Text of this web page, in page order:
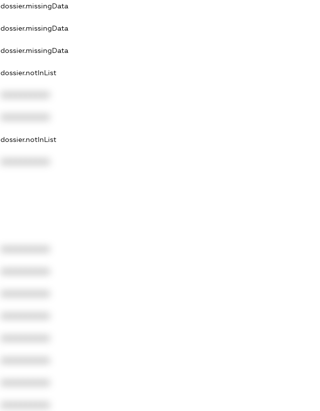
dossier.missingData
dossier.missingData
dossier.missingData
dossier.notInList
dossier.notInList